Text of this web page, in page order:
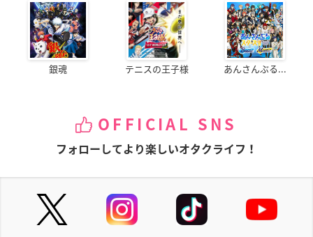
銀魂 テニスの王子様 あんさんぶる...
OFFICIAL SNS
フォローしてより楽しいオタクライフ！